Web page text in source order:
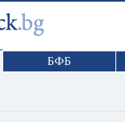
БФБ